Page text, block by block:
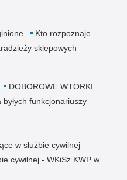
Kto rozpoznaje
sklepowych
DOBOROWE WTORKI
funkcjonariuszy
w służbie cywilnej
cywilnej - WKiSz KWP w